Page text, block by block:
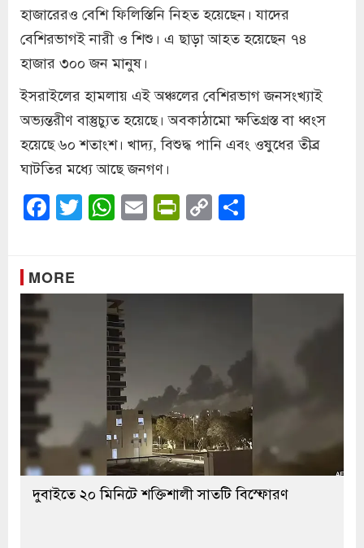
হাজারেরও বেশি ফিলিস্তিনি নিহত হয়েছেন। যাদের
বেশিরভাগই নারী ও শিশু। এ ছাড়া আহত হয়েছেন ৭৪
হাজার ৩০০ জন মানুষ।
ইসরাইলের হামলায় এই অঞ্চলের বেশিরভাগ জনসংখ্যাই
অভ্যন্তরীণ বাস্তুচ্যুত হয়েছে। অবকাঠামো ক্ষতিগ্রস্ত বা ধ্বংস
হয়েছে ৬০ শতাংশ। খাদ্য, বিশুদ্ধ পানি এবং ওষুধের তীব্র
ঘাটতির মধ্যে আছে জনগণ।
Facebook
Twitter
WhatsApp
EmailPrintFriendly
Copy
Link
MORE
দুবাইতে ২০ মিনিটে শক্তিশালী সাতটি বিস্ফোরণ